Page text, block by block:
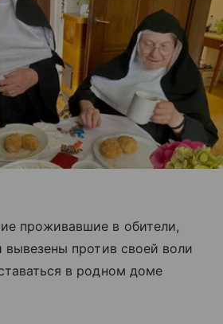
проживавшие в обители,
вывезены против своей воли
в родном доме